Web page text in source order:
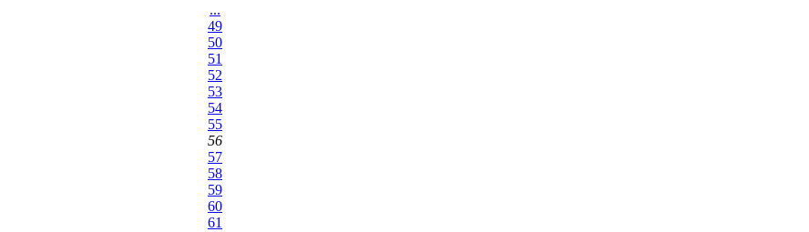
...
49
50
51
52
53
54
55
56
57
58
59
60
61